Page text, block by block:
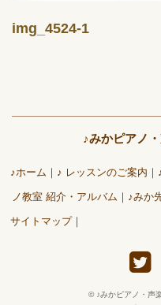
img_4524-1
♪みかピアノ
♪ホーム ♪ レッスンのご案内
ノ教室 紹介・アルバム ♪みか
サイトマップ
© ♪みかピアノ・声